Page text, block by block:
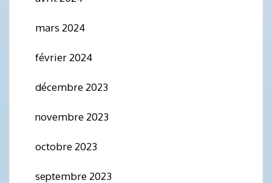
mars 2024
février 2024
décembre 2023
novembre 2023
octobre 2023
septembre 2023